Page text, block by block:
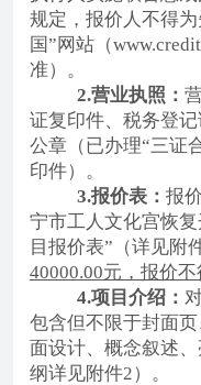
规定，报价人不得
国”网站（
准）。
2.营业执照：
证复印件、税务登
公章（已办理“三证
印件）
。
3.报价表： 报
宁市工人文化宫恢
目报价表”（详见附
40000.00元，报价不
4.项目介绍：
包含但不限于封面
面设计、概念叙述
纲详见附件2）。